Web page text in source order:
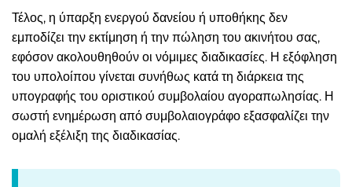
Τέλος, η ύπαρξη ενεργού δανείου ή υποθήκης δεν
εμποδίζει την εκτίμηση ή την πώληση του ακινήτου σας,
εφόσον ακολουθηθούν οι νόμιμες διαδικασίες. Η εξόφληση
του υπολοίπου γίνεται συνήθως κατά τη διάρκεια της
υπογραφής του οριστικού συμβολαίου αγοραπωλησίας. Η
σωστή ενημέρωση από συμβολαιογράφο εξασφαλίζει την
ομαλή εξέλιξη της διαδικασίας.